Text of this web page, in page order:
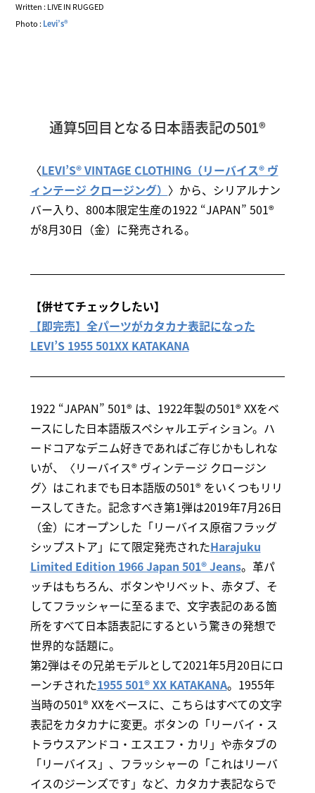
Written : LIVE IN RUGGED
Photo :Levi’s®
通算5回目となる日本語表記の501®
〈LEVI’S® VINTAGE CLOTHING（リーバイス® ヴ
ィンテージ クロージング） 〉から、シリアルナン
バー入り、800本限定生産の1922 “JAPAN” 501®
が8月30日（金）に発売される。
【併せてチェックしたい】
【即完売】全パーツがカタカナ表記になった
LEVI’S 1955 501XX KATAKANA
1922 “JAPAN” 501® は、1922年製の501® XXをベ
ースにした日本語版スペシャルエディション。ハ
ードコアなデニム好きであればご存じかもしれな
いが、〈リーバイス® ヴィンテージ クロージン
グ〉はこれまでも日本語版の501® をいくつもリリ
ースしてきた。記念すべき第1弾は2019年7月26日
（金）にオープンした「リーバイス原宿フラッグ
シップストア」にて限定発売されたHarajuku
Limited Edition 1966 Japan 501® Jeans。革パ
ッチはもちろん、ボタンやリベット、赤タブ、そ
してフラッシャーに至るまで、文字表記のある箇
所をすべて日本語表記にするという驚きの発想で
世界的な話題に。
第2弾はその兄弟モデルとして2021年5月20日にロ
ーンチされた1955 501® XX KATAKANA。1955年
当時の501® XXをベースに、こちらはすべての文字
表記をカタカナに変更。ボタンの「リーバイ・ス
トラウスアンドコ・エスエフ・カリ」や赤タブの
「リーバイス」、フラッシャーの「これはリーバ
イスのジーンズです」など、カタカナ表記ならで